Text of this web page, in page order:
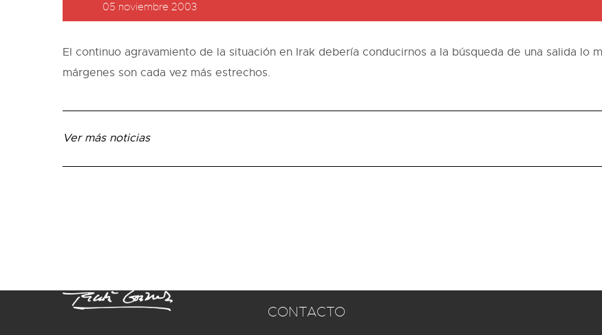
05 noviembre 2003
El continuo agravamiento de la situación en Irak debería conducirnos a la búsqueda de una salida lo
márgenes son cada vez más estrechos.
Ver más noticias
CONTACTO